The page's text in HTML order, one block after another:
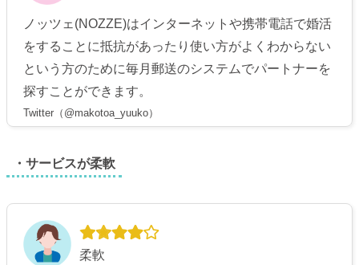
ノッツェ(NOZZE)はインターネットや携帯電話で婚活
をすることに抵抗があったり使い方がよくわからない
という方のために毎月郵送のシステムでパートナーを
探すことができます。
Twitter（@makotoa_yuuko）
・サービスが柔軟
柔軟